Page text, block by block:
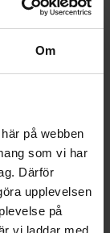
Om
på webben
som vi har
Därför
upplevelsen
på
vi laddar med
på